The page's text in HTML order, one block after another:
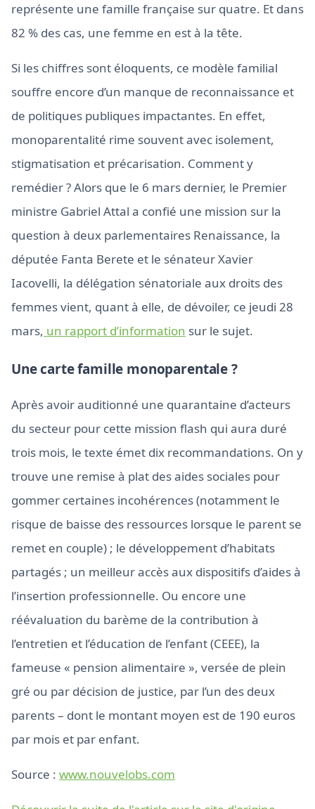
représente une famille française sur quatre. Et dans
82 % des cas, une femme en est à la tête.
Si les chiffres sont éloquents, ce modèle familial
souffre encore d’un manque de reconnaissance et
de politiques publiques impactantes. En effet,
monoparentalité rime souvent avec isolement,
stigmatisation et précarisation. Comment y
remédier ? Alors que le 6 mars dernier, le Premier
ministre Gabriel Attal a confié une mission sur la
question à deux parlementaires Renaissance, la
députée Fanta Berete et le sénateur Xavier
Iacovelli, la délégation sénatoriale aux droits des
femmes vient, quant à elle, de dévoiler, ce jeudi 28
mars, un rapport d’information sur le sujet.
Une carte famille monoparentale ?
Après avoir auditionné une quarantaine d’acteurs
du secteur pour cette mission flash qui aura duré
trois mois, le texte émet dix recommandations. On y
trouve une remise à plat des aides sociales pour
gommer certaines incohérences (notamment le
risque de baisse des ressources lorsque le parent se
remet en couple) ; le développement d’habitats
partagés ; un meilleur accès aux dispositifs d’aides à
l’insertion professionnelle. Ou encore une
réévaluation du barème de la contribution à
l’entretien et l’éducation de l’enfant (CEEE), la
fameuse « pension alimentaire », versée de plein
gré ou par décision de justice, par l’un des deux
parents – dont le montant moyen est de 190 euros
par mois et par enfant.
Source : www.nouvelobs.com